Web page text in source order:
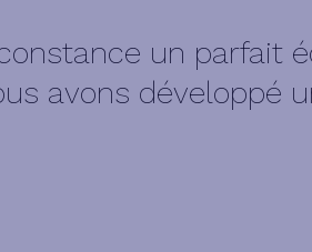
un parfait
avons développé